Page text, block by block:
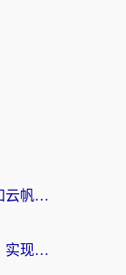
海外党必看：穿梭VPN好用吗？和云帆VPN对比哪个回国效果更好？附真实测评+避坑指南
海外党必看：如何选对国内VPN，实现无缝访问国内资源？